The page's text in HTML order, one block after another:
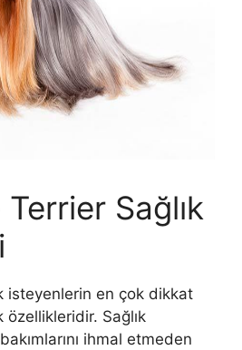
Sağlık
isteyenlerin en çok dikkat
özellikleridir. Sağlık
ihmal etmeden